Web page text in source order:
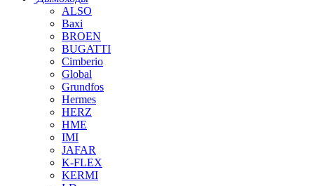
ALSO
Baxi
BROEN
BUGATTI
Cimberio
Global
Grundfos
Hermes
HERZ
HME
IMI
JAFAR
K-FLEX
KERMI